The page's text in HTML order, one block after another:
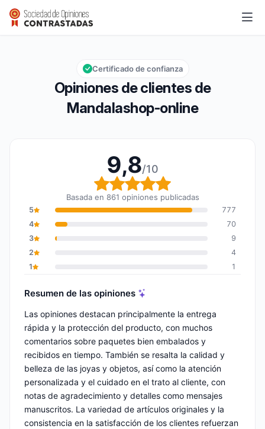
Mandalashop-online
Calificación global: 9,8 de 10
9,8/10
Opiniones de clientes de
Mandalashop-online
Certificado de confianza
9,8/10
Calificación global: 9,8
Basada en 861 opiniones publicadas
5
777
4
70
3
9
2
4
1
1
Resumen de las opiniones
Las opiniones destacan principalmente la entrega
rápida y la protección del producto, con muchos
comentarios sobre paquetes bien embalados y
recibidos en tiempo. También se resalta la calidad y
belleza de las joyas y objetos, así como la atención
personalizada y el cuidado en el trato al cliente, con
notas de agradecimiento y detalles como mensajes
manuscritos. La variedad de artículos originales y la
consistencia en la satisfacción de los clientes refuerzan